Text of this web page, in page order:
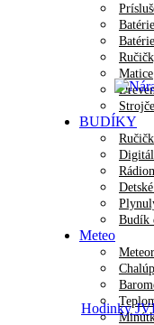
Matice
BUDÍKY
Budík
Meteo
Hodinky